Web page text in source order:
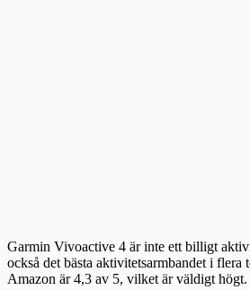
Garmin Vivoactive 4 är inte ett billigt
också det bästa aktivitetsarmbandet i flera
Amazon är 4,3 av 5, vilket är väldigt högt.